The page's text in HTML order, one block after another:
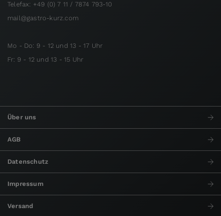
Telefax: +49 (0) 7 11 / 7874 793-10
mail@gastro-kurz.com
Mo - Do: 9 - 12 und 13 - 17 Uhr
Fr: 9 - 12 und 13 - 15 Uhr
Über uns
AGB
Datenschutz
Impressum
Versand